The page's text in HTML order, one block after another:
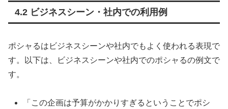
4.2 ビジネスシーン・社内での利用例
ポシャるはビジネスシーンや社内でもよく使われる表現で
す。以下は、ビジネスシーンや社内でのポシャるの例文で
す。
「この企画は予算がかかりすぎるということでポシ